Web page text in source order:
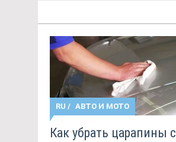
RU / АВТО И МОТО
Как убрать царапины с